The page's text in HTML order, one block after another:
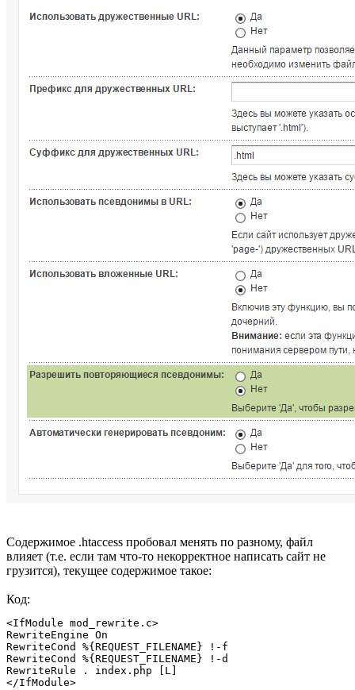
Содержимое .htaccess пробовал менять по разному, файл
влияет (т.е. если там что-то некорректное написать сайт не
грузится), текущее содержимое такое:
Код:
<IfModule mod_rewrite.c>
RewriteEngine On
RewriteCond %{REQUEST_FILENAME} !-f
RewriteCond %{REQUEST_FILENAME} !-d
RewriteRule . index.php [L]
</IfModule>